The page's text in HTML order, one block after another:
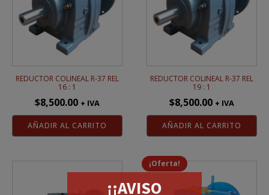
¡¡AVISO
REDUCTOR COLINEAL R-37 REL
16 : 1
$8,500.00 + IVA
AÑADIR AL CARRITO
REDUCTOR COLINEAL R-37 REL
19 : 1
$8,500.00 + IVA
AÑADIR AL CARRITO
¡Oferta!